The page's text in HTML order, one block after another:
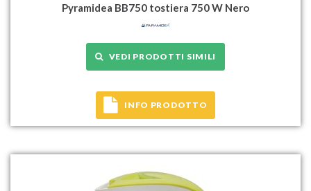
Pyramidea BB750 tostiera 750 W Nero
VEDI PRODOTTI SIMILI
INFO PRODOTTO